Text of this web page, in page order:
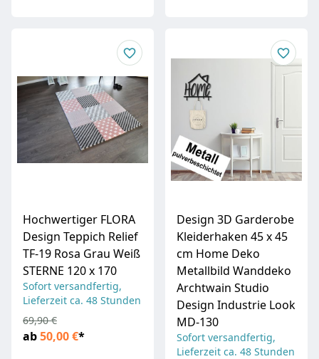
Hochwertiger FLORA
Design Teppich Relief
TF-19 Rosa Grau Weiß
STERNE 120 x 170
Sofort versandfertig,
Lieferzeit ca. 48 Stunden
ab50,00 €*
69,90 €
Design 3D Garderobe
Kleiderhaken 45 x 45
cm Home Deko
Metallbild Wanddeko
Archtwain Studio
Design Industrie Look
MD-130
Sofort versandfertig,
Lieferzeit ca. 48 Stunden